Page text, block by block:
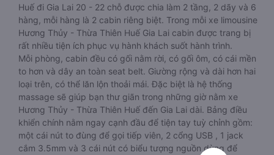
Huế đi Gia Lai 20 - 22 chỗ được chia làm 2 tầng, 2 dãy và 6
hàng, mỗi hàng là 2 cabin riêng biệt. Trong mỗi xe limousine
Hương Thủy - Thừa Thiên Huế Gia Lai cabin được trang bị
rất nhiều tiện ích phục vụ hành khách suốt hành trình.
Mỗi phòng, cabin đều có gối nằm rời, có gối ôm, có cái mền
to hơn và dây an toàn seat belt. Giường rộng và dài hơn hai
loại trên, có thể lăn lộn thoải mái. Đặc biệt là hệ thống
massage sẽ giúp bạn thư giãn trong những giờ nằm xe
Hương Thủy - Thừa Thiên Huế đến Gia Lai dài. Bảng điều
khiển chính nằm ngay cạnh đầu để tiện tay tuỳ chỉnh gồm:
một cái nút to đùng để gọi tiếp viên, 2 cổng USB , 1 jack
cắm 3.5mm và 3 cái nút có biểu tượng nguồn dùng để